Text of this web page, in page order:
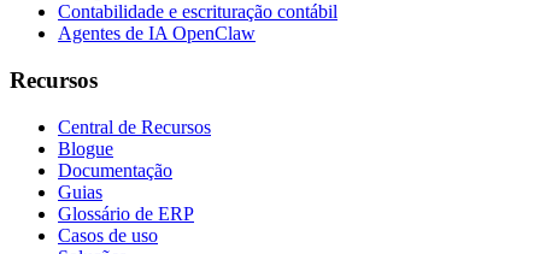
Contabilidade e escrituração contábil
Agentes de IA OpenClaw
Recursos
Central de Recursos
Blogue
Documentação
Guias
Glossário de ERP
Casos de uso